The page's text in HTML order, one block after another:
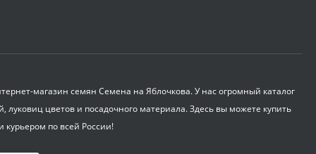
садовый ZEMA ZM
650₽
магазин семян Семена на Яблочкова. У нас огромный каталог
луковиц цветов и посадочного материала. Здесь вы можете купить
курьером по всей России!